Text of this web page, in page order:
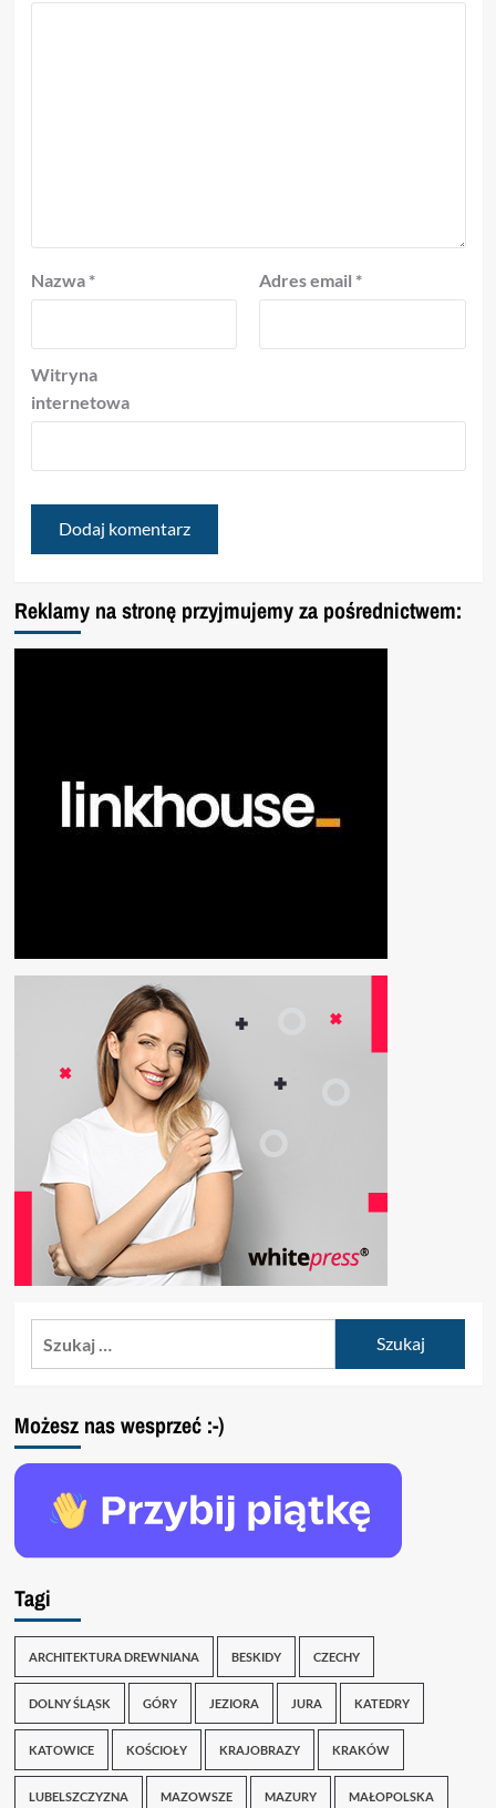
Nazwa * Adres email *
Witryna
internetowa
Reklamy na stronę przyjmujemy za pośrednictwem:
Możesz nas wesprzeć :-)
Tagi
ARCHITEKTURA DREWNIANA BESKIDY CZECHY
DOLNY ŚLĄSK GÓRY JEZIORA JURA KATEDRY
KATOWICE KOŚCIOŁY KRAJOBRAZY KRAKÓW
LUBELSZCZYZNA MAZOWSZE MAZURY MAŁOPOLSKA